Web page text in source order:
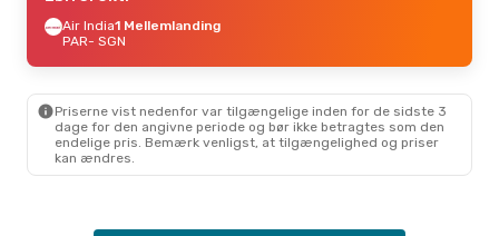
Air India1 Mellemlanding
PAR- SGN
Priserne vist nedenfor var tilgængelige inden for de sidste 3
dage for den angivne periode og bør ikke betragtes som den
endelige pris. Bemærk venligst, at tilgængelighed og priser
kan ændres.